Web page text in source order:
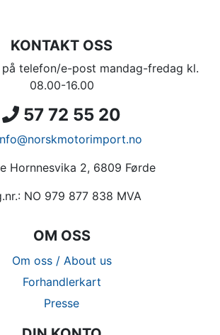
KONTAKT OSS
telefon/e-post mandag-fredag kl.
08.00-16.00
57 72 55 20
Hornnesvika 2, 6809 Førde
NO 979 877 838 MVA
OM OSS
Om oss / About us
Forhandlerkart
Presse